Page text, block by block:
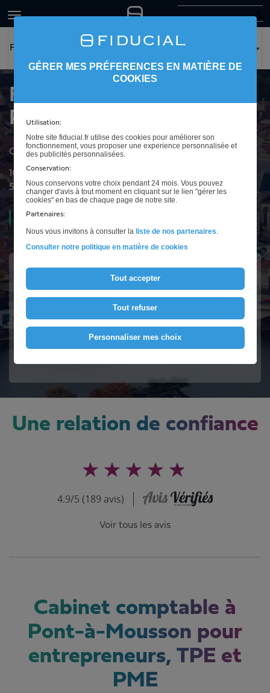
FIDUCIAL Expertise Pont-à-Mousson
FIDUCIAL Expertise
Pont-à-Mousson
Cabinet d'expertise comptable à Pont-à-Mousson
100 rue du Bois Le Prêtre
54700 Pont-à-Mousson
Ouvert
Intéressé(e) ?
Contactez-nous
Une relation de confiance
4.9/5 (189 avis)
Voir tous les avis
Cabinet comptable à
Pont-à-Mousson pour
entrepreneurs, TPE et
PME
GÉRER MES PRÉFERENCES EN MATIÈRE DE
COOKIES
Utilisation:
Notre site fiducial.fr utilise des cookies pour améliorer son
fonctionnement, vous proposer une experience personnalisée et
des publicités personnalisées.
Conservation:
Nous conservons votre choix pendant 24 mois. Vous pouvez
changer d'avis à tout moment en cliquant sur le lien "gérer les
cookies" en bas de chaque page de notre site.
Partenaires:
Nous vous invitons à consulter la liste de nos partenaires.
Consulter notre politique en matière de cookies
Tout accepter
Tout refuser
Personnaliser mes choix